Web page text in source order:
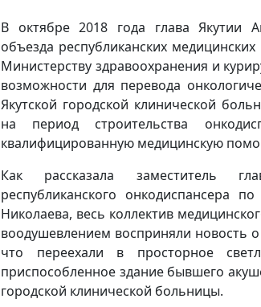
В октябре 2018 года глава Якутии
объезда республиканских
Министерству здравоохранения и
возможности для перевода
Якутской городской клинической
на период строительства
квалифицированную медицинскую
Как рассказала заместитель
республиканского онкодиспансера
Николаева, весь коллектив
воодушевлением восприняли новость
что переехали в просторное
приспособленное здание бывшего
городской клинической больницы.